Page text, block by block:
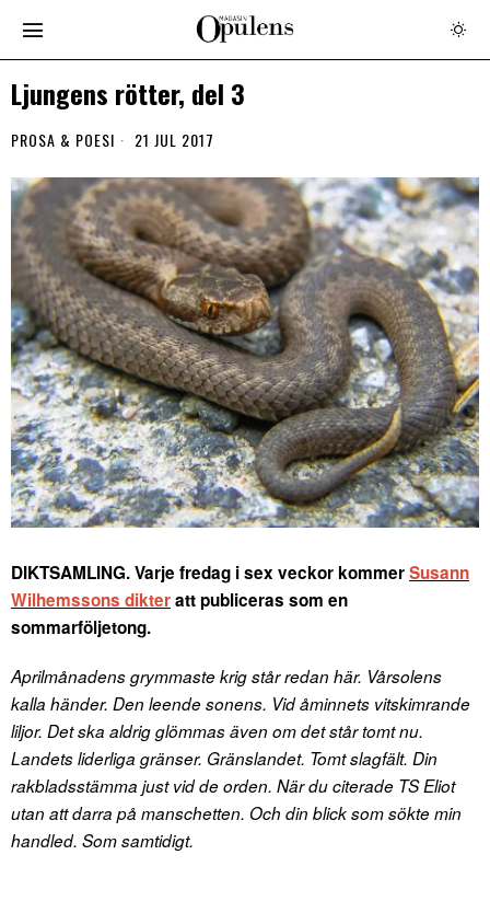
Ljungens rötter, del 3
PROSA & POESI 21 JUL 2017
DIKTSAMLING. Varje fredag i sex veckor kommerSusann
Wilhemssons dikteratt publiceras som en
sommarföljetong.
Aprilmånadens grymmaste krig står redan här. Vårsolens
kalla händer. Den leende sonens. Vid åminnets vitskimrande
liljor. Det ska aldrig glömmas även om det står tomt nu.
Landets liderliga gränser. Gränslandet. Tomt slagfält. Din
rakbladsstämma just vid de orden. När du citerade TS Eliot
utan att darra på manschetten. Och din blick som sökte min
handled. Som samtidigt.